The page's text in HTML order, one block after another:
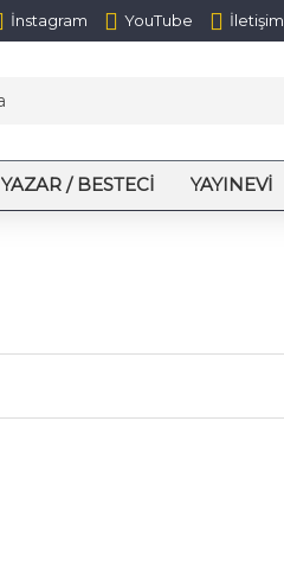
İnstagram YouTube İletişim
YAZAR / BESTECI YAYINEVI